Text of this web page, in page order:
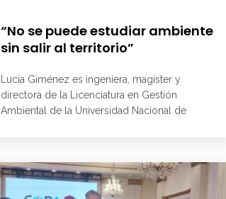
“No se puede estudiar ambiente
sin salir al territorio”
Lucía Giménez es ingeniera, magíster y
directora de la Licenciatura en Gestión
Ambiental de la Universidad Nacional de